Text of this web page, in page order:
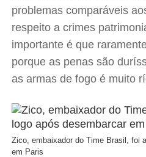
problemas comparáveis
respeito a crimes
importante é que
porque as penas são
as armas de fogo é muito
Zico, embaixador do Time Brasil, foi
em Paris